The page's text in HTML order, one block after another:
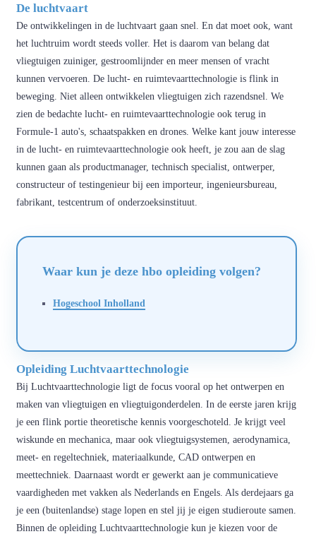
De luchtvaart
De ontwikkelingen in de luchtvaart gaan snel. En dat moet ook, want
het luchtruim wordt steeds voller. Het is daarom van belang dat
vliegtuigen zuiniger, gestroomlijnder en meer mensen of vracht
kunnen vervoeren. De lucht- en ruimtevaarttechnologie is flink in
beweging. Niet alleen ontwikkelen vliegtuigen zich razendsnel. We
zien de bedachte lucht- en ruimtevaarttechnologie ook terug in
Formule-1 auto's, schaatspakken en drones. Welke kant jouw interesse
in de lucht- en ruimtevaarttechnologie ook heeft, je zou aan de slag
kunnen gaan als productmanager, technisch specialist, ontwerper,
constructeur of testingenieur bij een importeur, ingenieursbureau,
fabrikant, testcentrum of onderzoeksinstituut.
Waar kun je deze hbo opleiding volgen?
Hogeschool Inholland
Opleiding Luchtvaarttechnologie
Bij Luchtvaarttechnologie ligt de focus vooral op het ontwerpen en
maken van vliegtuigen en vliegtuigonderdelen. In de eerste jaren krijg
je een flink portie theoretische kennis voorgeschoteld. Je krijgt veel
wiskunde en mechanica, maar ook vliegtuigsystemen, aerodynamica,
meet- en regeltechniek, materiaalkunde, CAD ontwerpen en
meettechniek. Daarnaast wordt er gewerkt aan je communicatieve
vaardigheden met vakken als Nederlands en Engels. Als derdejaars ga
je een (buitenlandse) stage lopen en stel jij je eigen studieroute samen.
Binnen de opleiding Luchtvaarttechnologie kun je kiezen voor de